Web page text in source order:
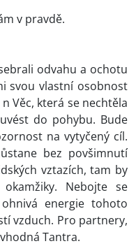
v pravdě.
odvahu a ochotu
svou vlastní osobnost
Věc, která se nechtěla
do pohybu. Bude
na vytyčený cíl.
bez povšimnutí
vztazích, tam by
Nebojte se
energie tohoto
vzduch. Pro partnery,
Tantra.